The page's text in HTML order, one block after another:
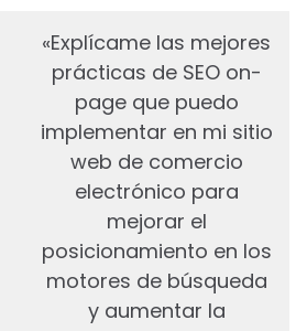
«Explícame las mejores
prácticas de SEO on-
page que puedo
implementar en mi sitio
web de comercio
electrónico para
mejorar el
posicionamiento en los
motores de búsqueda
y aumentar la